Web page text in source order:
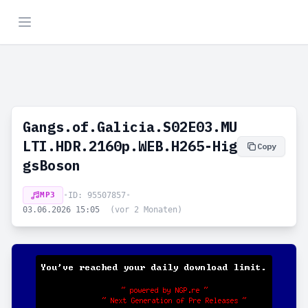
Gangs.of.Galicia.S02E03.MU
LTI.HDR.2160p.WEB.H265-Hig
gsBoson
Copy
MP3 • ID: 95507857•
03.06.2026 15:05
(vor 2 Monaten)